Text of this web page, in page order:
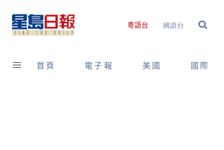
content
粵語台 國語台
首頁 電子報 美國 國際